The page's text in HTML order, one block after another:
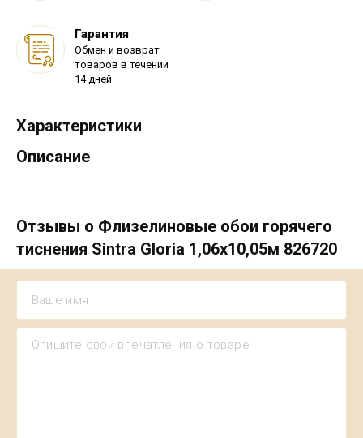
Гарантия
Обмен и возврат
товаров в течении
14 дней
Характеристики
Описание
Отзывы о Флизелиновые обои горячего
тиснения Sintra Gloria 1,06x10,05м 826720